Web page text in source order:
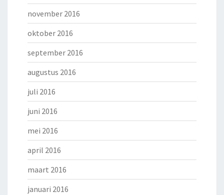
november 2016
oktober 2016
september 2016
augustus 2016
juli 2016
juni 2016
mei 2016
april 2016
maart 2016
januari 2016